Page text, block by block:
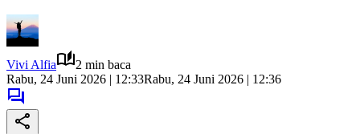
Vivi Alfia
2 min baca
Rabu, 24 Juni 2026 | 12:33Rabu, 24 Juni 2026 | 12:36